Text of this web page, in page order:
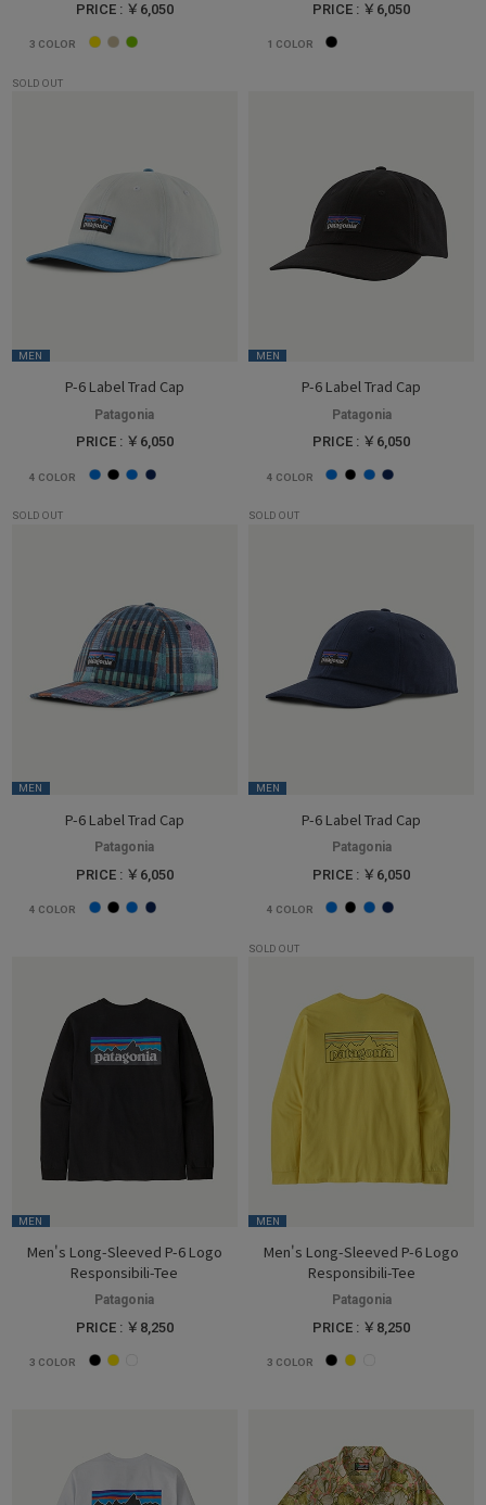
PRICE : ￥6,050
3 COLOR
PRICE : ￥6,050
1 COLOR
SOLD OUT
MEN
P-6 Label Trad Cap
Patagonia
PRICE : ￥6,050
4 COLOR
MEN
P-6 Label Trad Cap
Patagonia
PRICE : ￥6,050
4 COLOR
SOLD OUT
MEN
P-6 Label Trad Cap
Patagonia
PRICE : ￥6,050
4 COLOR
SOLD OUT
MEN
P-6 Label Trad Cap
Patagonia
PRICE : ￥6,050
4 COLOR
MEN
Men's Long-Sleeved P-6 Logo
Responsibili-Tee
Patagonia
PRICE : ￥8,250
3 COLOR
SOLD OUT
MEN
Men's Long-Sleeved P-6 Logo
Responsibili-Tee
Patagonia
PRICE : ￥8,250
3 COLOR